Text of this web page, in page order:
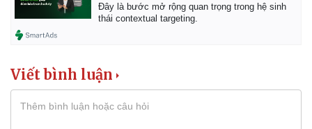
Đây là bước mở rộng quan trọng trong hệ sinh
thái contextual targeting.
Viết bình luận